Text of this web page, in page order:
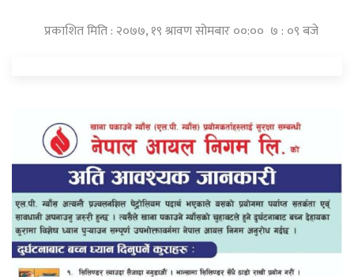
प्रकाशित मिति : २०७७, १९ श्रावण सोमबार ००:०० ७ : ०९ बजे